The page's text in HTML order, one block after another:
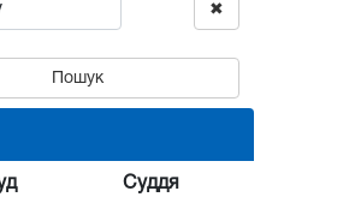
✖
Пошук
Суддя